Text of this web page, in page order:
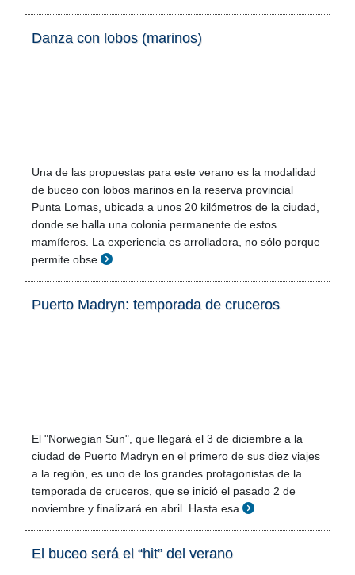
Danza con lobos (marinos)
Una de las propuestas para este verano es la modalidad
de buceo con lobos marinos en la reserva provincial
Punta Lomas, ubicada a unos 20 kilómetros de la ciudad,
donde se halla una colonia permanente de estos
mamíferos. La experiencia es arrolladora, no sólo porque
permite obse
Puerto Madryn: temporada de cruceros
El "Norwegian Sun", que llegará el 3 de diciembre a la
ciudad de Puerto Madryn en el primero de sus diez viajes
a la región, es uno de los grandes protagonistas de la
temporada de cruceros, que se inició el pasado 2 de
noviembre y finalizará en abril. Hasta esa
El buceo será el “hit” del verano